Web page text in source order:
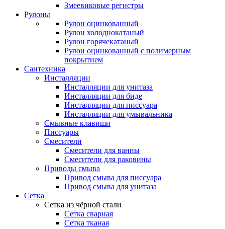
Змеевиковые регистры
Рулоны
Рулон оцинкованный
Рулон холоднокатаный
Рулон горячекатаный
Рулон оцинкованный с полимерным
покрытием
Сантехника
Инсталляции
Инсталляции для унитаза
Инсталляции для биде
Инсталляции для писсуара
Инсталляции для умывальника
Смывные клавиши
Писсуары
Смесители
Смесители для ванны
Смесители для раковины
Приводы смыва
Привод смыва для писсуара
Привод смыва для унитаза
Сетка
Сетка из чёрной стали
Сетка сварная
Сетка тканая